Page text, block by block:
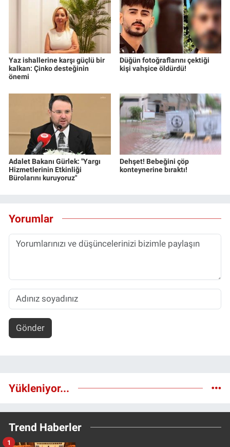
Yaz ishallerine karşı güçlü bir
kalkan: Çinko desteğinin
önemi
Düğün fotoğraflarını çektiği
kişi vahşice öldürdü!
Adalet Bakanı Gürlek: "Yargı
Hizmetlerinin Etkinliği
Bürolarını kuruyoruz"
Dehşet! Bebeğini çöp
konteynerine bıraktı!
Yorumlar
Gönder
Yükleniyor...
Trend Haberler
1
Yerel Yaşam
Canlı Yayın